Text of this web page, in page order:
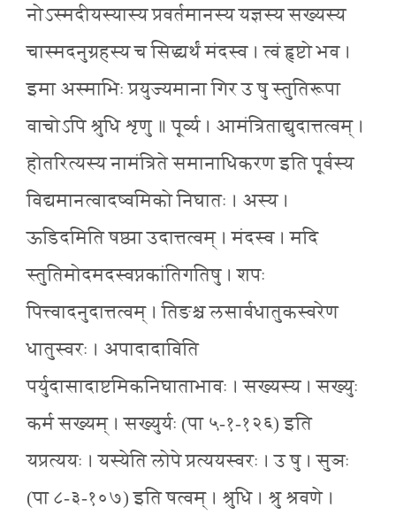
नोऽस्मदीयस्यास्य प्रवर्तमानस्य यज्ञस्य सख्यस्य
चास्मदनुग्रहस्य च सिद्ध्यर्थं मंदस्व । त्वं हृष्टो भव ।
इमा अस्माभिः प्रयुज्यमाना गिर उ षु स्तुतिरूपा
वाचोऽपि श्रुधि शृणु ॥ पूर्व्य । आमंत्रिताद्युदात्तत्वम् ।
होतरित्यस्य नामंत्रिते समानाधिकरण इति पूर्वस्य
विद्यमानत्वादष्वमिको निघातः । अस्य ।
ऊडिदमिति षष्ठ्या उदात्तत्वम् । मंदस्व । मदि
स्तुतिमोदमदस्वप्नकांतिगतिषु । शपः
पित्त्वादनुदात्तत्वम् । तिङश्च लसार्वधातुकस्वरेण
धातुस्वरः । अपादादाविति
पर्युदासादाष्टमिकनिघाताभावः । सख्यस्य । सख्युः
कर्म सख्यम् । सख्युर्यः (पा ५-१-१२६) इति
यप्रत्ययः । यस्येति लोपे प्रत्ययस्वरः । उ षु । सुञः
(पा ८-३-१०७) इति षत्वम् । श्रुधि । श्रु श्रवणे ।